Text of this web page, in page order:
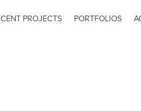
PROJECTS PORTFOLIOS